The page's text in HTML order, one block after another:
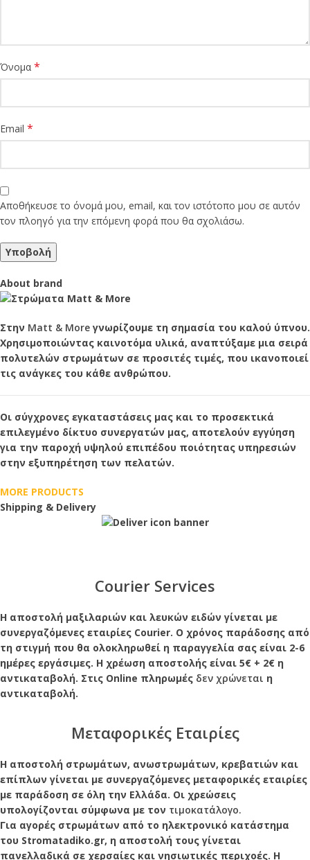
Όνομα *
Email *
Αποθήκευσε το όνομά μου, email, και τον ιστότοπο μου σε αυτόν
τον πλοηγό για την επόμενη φορά που θα σχολιάσω.
About brand
Στην Matt & More γνωρίζουμε τη σημασία του καλού ύπνου.
Χρησιμοποιώντας καινοτόμα υλικά, αναπτύξαμε μια σειρά
πολυτελών στρωμάτων σε προσιτές τιμές, που ικανοποιεί
τις ανάγκες του κάθε ανθρώπου.
Οι σύγχρονες εγκαταστάσεις μας και το προσεκτικά
επιλεγμένο δίκτυο συνεργατών μας, αποτελούν εγγύηση
για την παροχή υψηλού επιπέδου ποιότητας υπηρεσιών
στην εξυπηρέτηση των πελατών.
MORE PRODUCTS
Shipping & Delivery
Courier Services
Η αποστολή μαξιλαριών και λευκών ειδών γίνεται με
συνεργαζόμενες εταιρίες Courier. Ο χρόνος παράδοσης από
τη στιγμή που θα ολοκληρωθεί η παραγγελία σας είναι 2-6
ημέρες εργάσιμες. Η χρέωση αποστολής είναι 5€ + 2€ η
αντικαταβολή. Στις Online πληρωμές δεν χρώνεται η
αντικαταβολή.
Μεταφορικές Εταιρίες
Η αποστολή στρωμάτων, ανωστρωμάτων, κρεβατιών και
επίπλων γίνεται με συνεργαζόμενες μεταφορικές εταιρίες
με παράδοση σε όλη την Ελλάδα. Οι χρεώσεις
υπολογίζονται σύμφωνα με τον τιμοκατάλογο.
Για αγορές στρωμάτων από το ηλεκτρονικό κατάστημα
του Stromatadiko.gr, η αποστολή τους γίνεται
πανελλαδικά σε χερσαίες και νησιωτικές περιχοές. Η